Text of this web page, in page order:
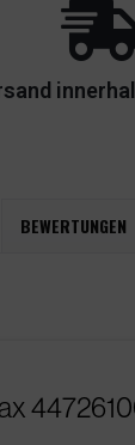
BEWERTUNGEN